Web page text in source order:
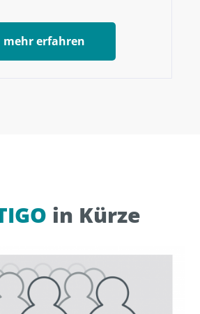
mehr erfahren
in Kürze